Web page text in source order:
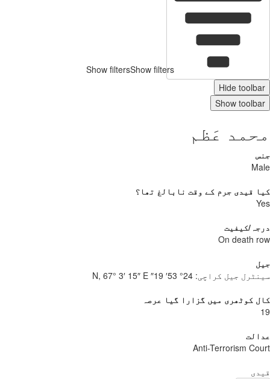
Show filtersShow filters
Hide
Show
عَظم
قیدی جرم کے وقت نابالغ تھا؟
کیفیت
On death
جیل کراچی:24° 53′ 19″ N, 67° 3′ 15″ E
کوٹھری میں گزارا گیا عرصہ
Anti-Terrorism